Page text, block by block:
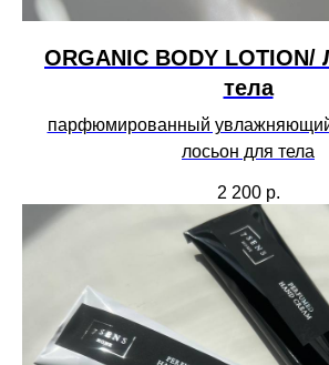
ORGANIC BODY
тела
парфюмированный увлажняющий
лосьон для тела
2 200 р.